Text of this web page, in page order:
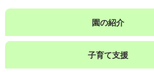
園の紹介
子育て支援